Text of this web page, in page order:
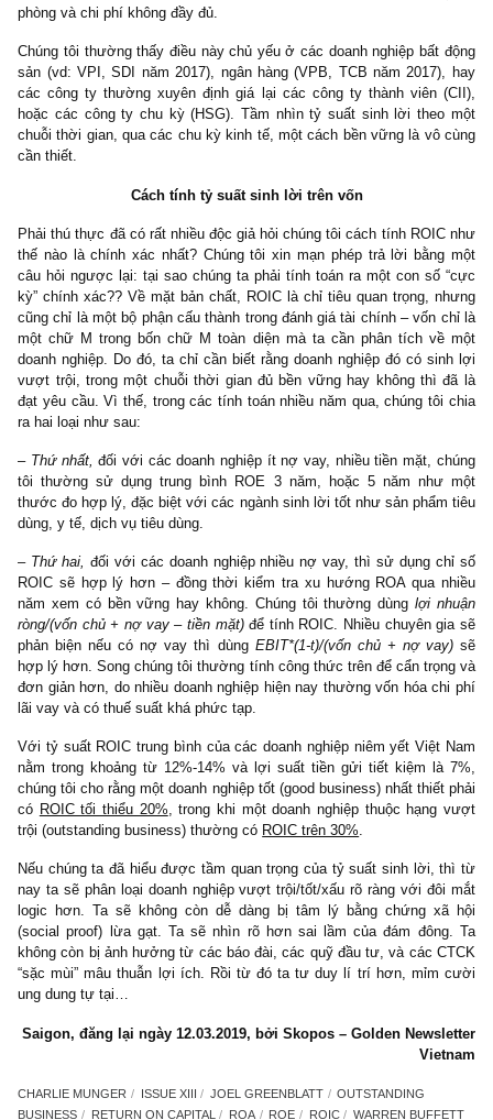
gọi vậy cho nhanh), sẽ chứng minh được hai việc: (1) nó là
tế (2) nếu như nó giữ được mức ROE cao qua nhiều năm,
rằng công ty này đã giữ được mức tăng trưởng lợi nhuận khá tốt
quá khứ.
Tuy nhiên, nhà đầu tư cá nhân chúng ta phải cực kỳ cẩn trọng
nhuận tài chính, lợi nhuận khác hoặc các thủ thuật kế toán trích
Chúng tôi thường thấy điều này chủ yếu ở các doanh nghiệp bất
sản (vd: VPI, SDI năm 2017), ngân hàng (VPB, TCB năm
các công ty thường xuyên định giá lại các công ty thành viên
hoặc các công ty chu kỳ (HSG). Tầm nhìn tỷ suất sinh lời
chuỗi thời gian, qua các chu kỳ kinh tế, một cách bền vững là vô
cần thiết.
Phải thú thực đã có rất nhiều độc giả hỏi chúng tôi cách tính
thế nào là chính xác nhất? Chúng tôi xin mạn phép trả lời
câu hỏi ngược lại: tại sao chúng ta phải tính toán ra một con số
kỳ” chính xác?? Về mặt bản chất, ROIC là chỉ tiêu quan trọng,
cũng chỉ là một bộ phận cấu thành trong đánh giá tài chính – vốn
một chữ M trong bốn chữ M toàn diện mà ta cần phân tích
doanh nghiệp. Do đó, ta chỉ cần biết rằng doanh nghiệp đó có
vượt trội, trong một chuỗi thời gian đủ bền vững hay không thì
đạt yêu cầu. Vì thế, trong các tính toán nhiều năm qua, chúng
ra hai loại như sau:
– Thứ nhất,đối với các doanh nghiệp ít nợ vay, nhiều tiền mặt,
tôi thường sử dụng trung bình ROE 3 năm, hoặc 5 năm
thước đo hợp lý, đặc biệt với các ngành sinh lời tốt như sản
dùng, y tế, dịch vụ tiêu dùng.
–Thứ hai,đối với các doanh nghiệp nhiều nợ vay, thì sử dụng
năm xem có bền vững hay không. Chúng tôi thường dùng lợi
ròng/(vốn chủ + nợ vay – tiền mặt) để tính ROIC. Nhiều chuyên
phản biện nếu có nợ vay thì dùng
EBIT*(1-t)/(vốn chủ + nợ
hợp lý hơn. Song chúng tôi thường tính công thức trên để cẩn
đơn giản hơn, do nhiều doanh nghiệp hiện nay thường vốn hóa
lãi vay và có thuế suất khá phức tạp.
Với tỷ suất ROIC trung bình của các doanh nghiệp niêm yết Việt
nằm trong khoảng từ 12%-14% và lợi suất tiền gửi tiết kiệm